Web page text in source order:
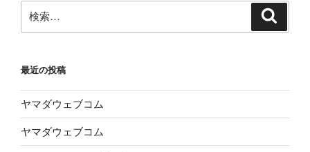
ン
検
索:
最近の投稿
ヤマダウェブコム
ヤマダウェブコム